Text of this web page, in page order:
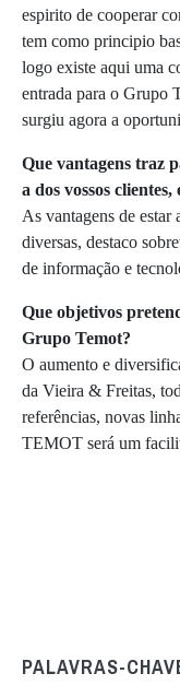
espirito de cooperar
tem como principio
logo existe aqui uma
entrada para o Grupo
surgiu agora a
Que vantagens traz
a dos vossos clientes,
As vantagens de
diversas, destaco
de informação e
Que objetivos
Grupo Temot?
O aumento e
da Vieira & Freitas,
referências, novas
TEMOT será um
PALAVRAS-